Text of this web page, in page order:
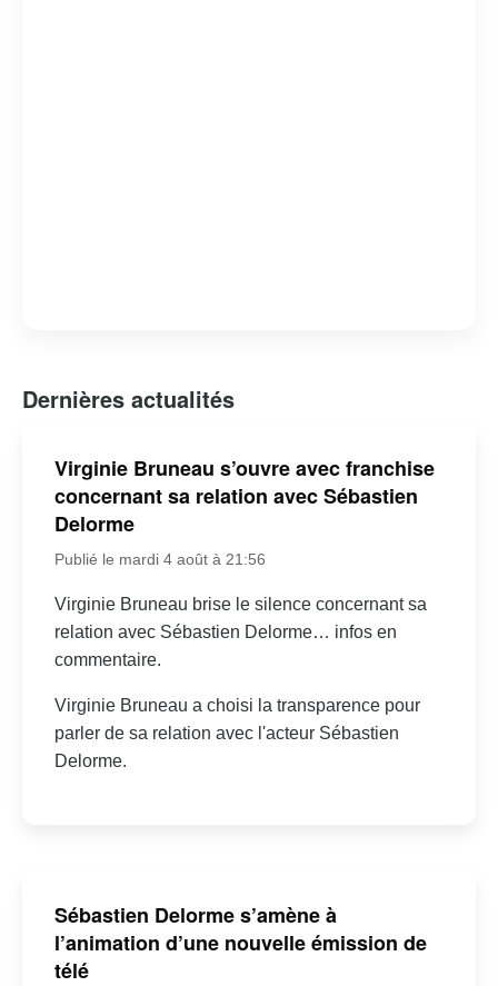
Dernières actualités
Virginie Bruneau s’ouvre avec franchise
concernant sa relation avec Sébastien
Delorme
Publié le mardi 4 août à 21:56
Virginie Bruneau brise le silence concernant sa
relation avec Sébastien Delorme… infos en
commentaire.
Virginie Bruneau a choisi la transparence pour
parler de sa relation avec l'acteur Sébastien
Delorme.
Sébastien Delorme s’amène à
l’animation d’une nouvelle émission de
télé